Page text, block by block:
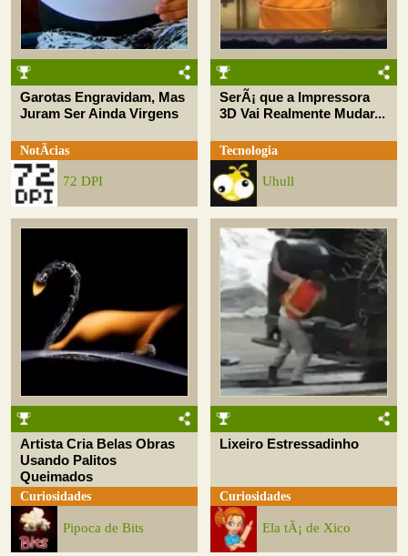
Garotas Engravidam, Mas
Juram Ser Ainda Virgens
NotÃ­cias
72 DPI
SerÃ¡ que a Impressora
3D Vai Realmente Mudar...
Tecnologia
Uhull
Artista Cria Belas Obras
Usando Palitos
Queimados
Curiosidades
Pipoca de Bits
Lixeiro Estressadinho
Curiosidades
Ela tÃ¡ de Xico